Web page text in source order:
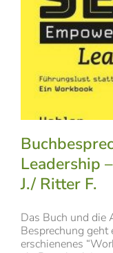
Leadership
J./ Ritter F.
Das Buch und die
Besprechung geht
erschienenes